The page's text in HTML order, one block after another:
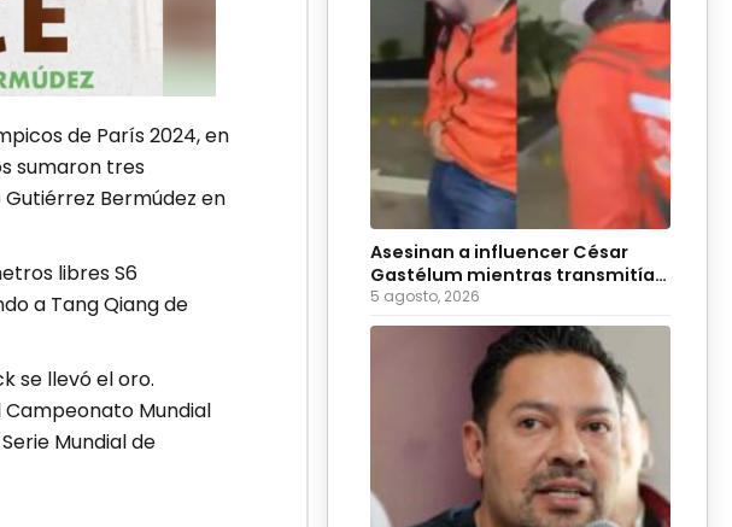
de París 2024, en
sumaron tres
Bermúdez en
libres S6
a Tang Qiang de
se llevó el oro.
Mundial
Mundial de
Asesinan a influencer César
Gastélum mientras transmitía
en vivo
5 agosto, 2026